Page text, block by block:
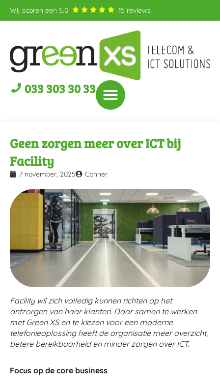
Wij scoren een 5.0 15 reviews
033 303 30 33
Geen zorgen meer over ICT bij
Facility
7 november, 2025 Conner
Facility wil zich volledig kunnen richten op het
ontzorgen van haar klanten. Door samen te werken
met Green XS en te kiezen voor een moderne
telefonieoplossing heeft de organisatie meer overzicht,
betere bereikbaarheid en minder zorgen over ICT.
Focus op de core business